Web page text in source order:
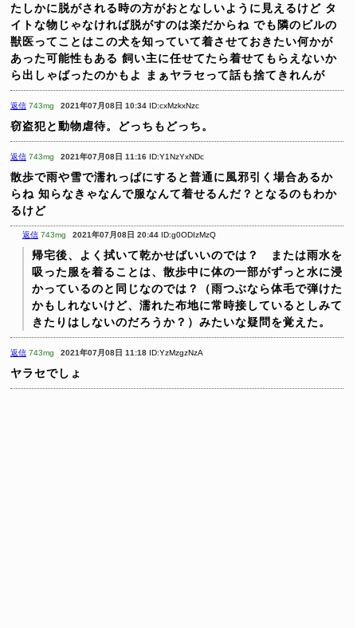
たしかに脱がされる時の方がおとなしいように見えるけど タ
イトな物じゃなければ脱がすのは楽だからね でも隣のビルの
獣医ってことはこの犬を知っていて着させておきたい何かが
あった可能性もある 飼い主に任せてたら着せてもらえないか
ら出しゃばったのかもよ
まぁヤラセって話も捨てきれんが
返信 743mg 2021年07月08日 10:34 ID:cxMzkxNzc
窃盗犯と動物虐待。どっちもどっち。
返信 743mg 2021年07月08日 11:16 ID:Y1NzYxNDc
散歩で雨や雪で濡れっぱにすると普通に風邪引く場合あるか
らね 知らなきゃなんで服なんて着せるんだ？となるのもわか
るけど
返信 743mg 2021年07月08日 20:44 ID:g0ODIzMzQ
帰宅後、よく拭いて乾かせばいいのでは？ または雨水を
吸った服を着ることは、散歩中に体の一部がずっと水に浸
かっているのと同じなのでは？（雨つぶなら体毛で弾けた
かもしれないけど、濡れた布地に常時接しているとしみて
きたりはしないのだろうか？）みたいな疑問を覚えた。
返信 743mg 2021年07月08日 11:18 ID:YzMzgzNzA
ヤラセでしょ